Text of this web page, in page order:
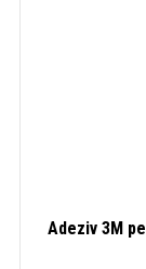
Adeziv 3M